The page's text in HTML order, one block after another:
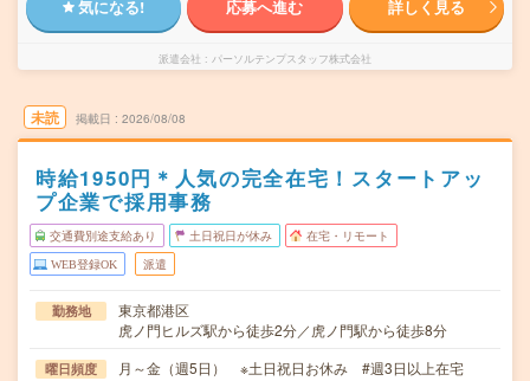
気になる! 応募へ進む 詳しく見る
派遣会社 パーソルテンプスタッフ株式会社
未読 掲載日 2026/08/08
時給1950円＊人気の完全在宅！スタートアッ
プ企業で採用事務
交通費別途支給あり 土日祝日が休み 在宅・リモート
WEB登録OK 派遣
勤務地
東京都港区
虎ノ門ヒルズ駅から徒歩2分／虎ノ門駅から徒歩8分
曜日頻度 月～金（週5日） ※土日祝日お休み #週3日以上在宅